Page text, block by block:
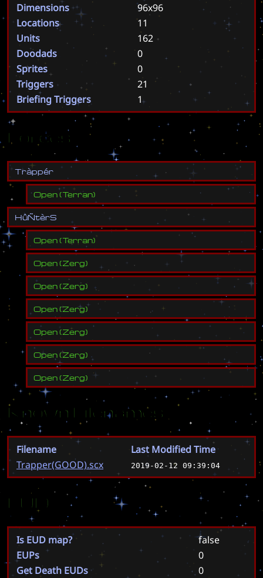
Dimensions
96x96
Locations
11
Units
162
Doodads
0
Sprites
0
Triggers
21
Briefing Triggers
1
Forces
Tràppér
Open(Terran)
HûÑtèrS
Open(Terran)
Open(Zerg)
Open(Zerg)
Open(Zerg)
Open(Zerg)
Open(Zerg)
Open(Zerg)
Known Filenames
Filename
Last Modified Time
Trapper(GOOD).scx
2019-02-12 09:39:04
EUD
Is EUD map?
false
EUPs
0
Get Death EUDs
0